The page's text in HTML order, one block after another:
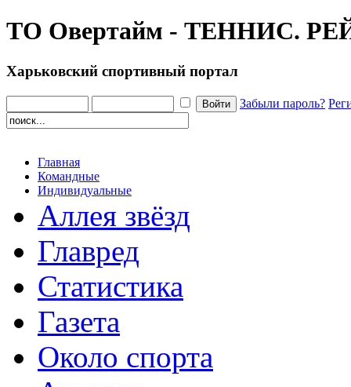
ТО Овертайм - ТЕННИС.
Харьковский спортивный портал
Забыли пароль?
Главная
Командные
Индивидуальные
Аллея звёзд
Главред
Статистика
Газета
Около спорта